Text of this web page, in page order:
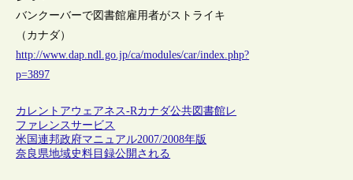
バンクーバーで図書館雇用者がストライキ
（カナダ）
http://www.dap.ndl.go.jp/ca/modules/car/index.php?
p=3897
カレントアウェアネス-Rカナダ公共図書館レ
ファレンスサービス
米国連邦政府マニュアル2007/2008年版
奈良県地域史料目録公開される